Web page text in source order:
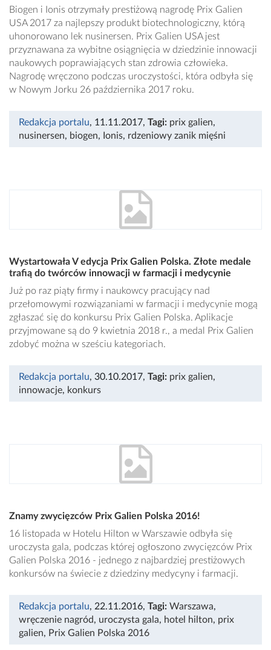
Biogen i Ionis otrzymały prestiżową nagrodę Prix Galien
USA 2017 za najlepszy produkt biotechnologiczny, którą
uhonorowano lek nusinersen. Prix Galien USA jest
przyznawana za wybitne osiągnięcia w dziedzinie innowacji
naukowych poprawiających stan zdrowia człowieka.
Nagrodę wręczono podczas uroczystości, która odbyła się
w Nowym Jorku 26 października 2017 roku.
Redakcja portalu, 11.11.2017, Tagi: prix galien,
nusinersen, biogen, Ionis, rdzeniowy zanik mięśni
Wystartowała V edycja Prix Galien Polska. Złote medale
trafią do twórców innowacji w farmacji i medycynie
Już po raz piąty firmy i naukowcy pracujący nad
przełomowymi rozwiązaniami w farmacji i medycynie mogą
zgłaszać się do konkursu Prix Galien Polska. Aplikacje
przyjmowane są do 9 kwietnia 2018 r., a medal Prix Galien
zdobyć można w sześciu kategoriach.
Redakcja portalu, 30.10.2017, Tagi: prix galien,
innowacje, konkurs
Znamy zwycięzców Prix Galien Polska 2016!
16 listopada w Hotelu Hilton w Warszawie odbyła się
uroczysta gala, podczas której ogłoszono zwycięzców Prix
Galien Polska 2016 - jednego z najbardziej prestiżowych
konkursów na świecie z dziedziny medycyny i farmacji.
Redakcja portalu, 22.11.2016, Tagi: Warszawa,
wręczenie nagród, uroczysta gala, hotel hilton, prix
galien, Prix Galien Polska 2016